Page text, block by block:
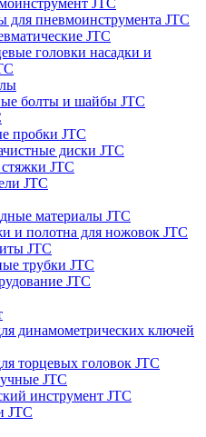
для пневмоинструмента JTC
JTC
головки насадки и
болты и шайбы JTC
пробки JTC
диски JTC
JTC
JTC
материалы JTC
и полотна для ножовок JTC
JTC
трубки JTC
JTC
динамометрических ключей
торцевых головок JTC
JTC
инструмент JTC
JTC